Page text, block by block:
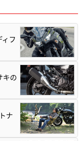
フ
キの
ナ